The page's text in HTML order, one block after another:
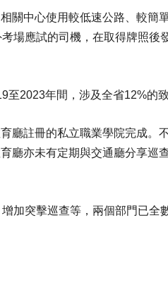
關中心使用較低速公路、較簡
場應試的司機，在取得牌照後
2023年間，涉及全省12%的致
廳註冊的私立職業學院完成。
廳亦未有定期與交通廳分享巡
加突擊巡查等，兩個部門已全